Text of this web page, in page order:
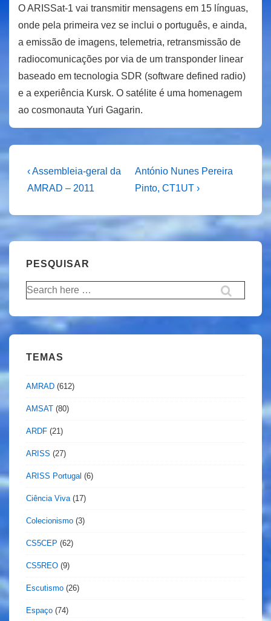
O ARISSat-1 vai transmitir mensagens em 15 línguas,
onde pela primeira vez se inclui o português, e ainda,
a emissão de imagens, telemetria, retransmissão de
radiocomunicações por via de um transponder linear
baseado em tecnologia SDR (software defined radio)
e a experiência Kursk. O satélite é uma homenagem
ao cosmonauta Yuri Gagarin.
Navegação
de
artigos
Previous
Post
‹ Assembleia-geral da
AMRAD – 2011
Next
Post
António Nunes Pereira
Pinto, CT1UT ›
PESQUISAR
Pesquisar
por:
TEMAS
AMRAD (612)
AMSAT (80)
ARDF (21)
ARISS (27)
ARISS Portugal (6)
Ciência Viva (17)
Colecionismo (3)
CS5CEP (62)
CS5REO (9)
Escutismo (26)
Espaço (74)